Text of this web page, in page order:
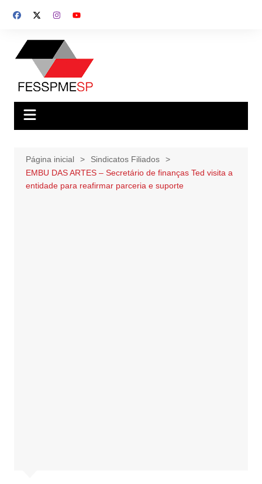
para
conteúdo
Página inicial
Sindicatos Filiados
EMBU DAS ARTES – Secretário de finanças Ted visita a
entidade para reafirmar parceria e suporte